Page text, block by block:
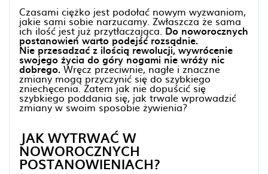
Czasami ciężko jest podołać nowym wyzwaniom,
jakie sami sobie narzucamy. Zwłaszcza że sama
ich ilość jest już przytłaczająca. Do noworocznych
postanowień warto podejść rozsądnie.
Nie przesadzać z ilością rewolucji, wywrócenie
swojego życia do góry nogami nie wróży nic
dobrego. Wręcz przeciwnie, nagłe i znaczne
zmiany mogą przyczynić się do szybkiego
zniechęcenia. Zatem jak nie dopuścić się
szybkiego poddania się, jak trwale wprowadzić
zmiany w swoim sposobie żywienia?
JAK WYTRWAĆ W
NOWOROCZNYCH
POSTANOWIENIACH?